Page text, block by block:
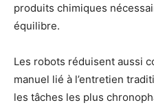
produits chimiques
équilibre.
Les robots réduisent aussi
manuel lié à l’entretien
les tâches les plus